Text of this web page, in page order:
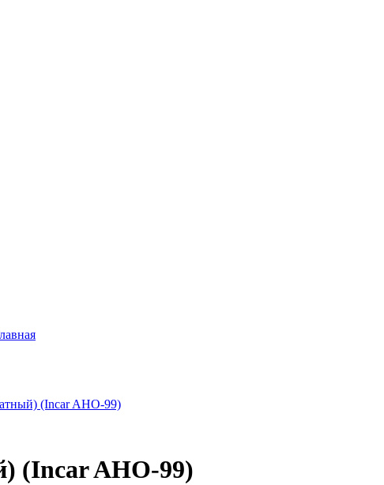
(Incar AHO-99)